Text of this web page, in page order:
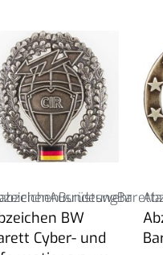
Bundeswehr
Ausrüstung
BW
Cyber- und